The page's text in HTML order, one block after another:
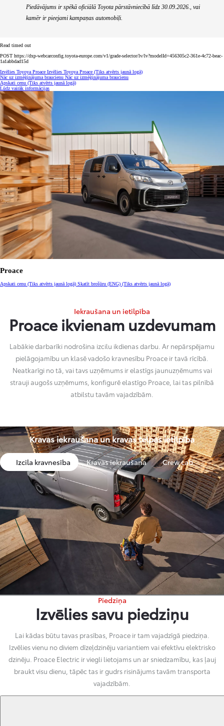
Piedāvājums ir spēkā oficiālā Toyota pārstāvniecībā līdz 30.09.2026., vai
kamēr ir pieejami kampaņas automobiļi.
Read timed out
POST https://dxp-webcarconfig.toyota-europe.com/v1/grade-selector/lv/lv?modelId=456305c2-361e-4c72-beac-
1a1abbdad15d
Izvēlies Toyoya Proace Izvēlies Toyoya Proace (Tiks atvērts jaunā logā)
Nāc uz izmēģinājuma braucienu Nāc uz izmēģinājuma braucienu
Apskati cenu (Tiks atvērts jaunā logā)
Lūdz vairāk informācijas
Proace
Apskati cenu (Tiks atvērts jaunā logā) Skatīt brošūru (ENG) (Tiks atvērts jaunā logā)
Iekraušana un ietilpība
Proace ikvienam uzdevumam
Labākie darbarīki nodrošina izcilu ikdienas darbu. Ar nepārspējamu
pielāgojamību un klasē vadošo kravnesību Proace ir tavā rīcībā.
Neatkarīgi no tā, vai tavs uzņēmums ir elastīgs jaunuzņēmums vai
strauji augošs uzņēmums, konfigurē elastīgo Proace, lai tas pilnībā
atbilstu tavām vajadzībām.
Kravas iekraušana un kravas telpas ietilpība
Izcila kravnesība Kravas iekraušana Crew cab
Piedziņa
Izvēlies savu piedziņu
Lai kādas būtu tavas prasības, Proace ir tam vajadzīgā piedziņa.
Izvēlies vienu no diviem dīzeļdzinēju variantiem vai efektīvu elektrisko
dzinēju. Proace Electric ir viegli lietojams un ar sniedzamību, kas ļauj
braukt visu dienu, tāpēc tas ir gudrs risinājums tavām transporta
vajadzībām.